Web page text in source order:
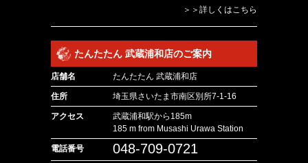
＞＞詳しくはこちら
たんたたん 武蔵浦和店のご案内
店舗名 たんたたん 武蔵浦和店
住所 埼玉県さいたま市南区別所7-1-16
アクセス
武蔵浦和駅から185m
185 m from Musashi Urawa Station
電話番号 048-709-0721